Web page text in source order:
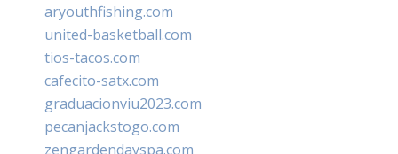
aryouthfishing.com
united-basketball.com
tios-tacos.com
cafecito-satx.com
graduacionviu2023.com
pecanjackstogo.com
zengardendayspa.com